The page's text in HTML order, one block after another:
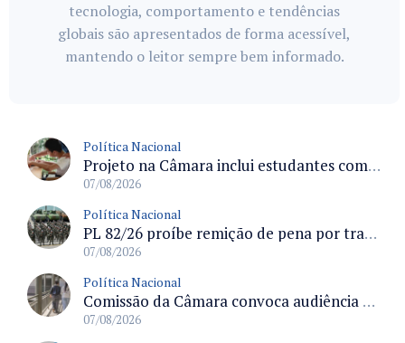
tecnologia, comportamento e tendências
globais são apresentados de forma acessível,
mantendo o leitor sempre bem informado.
Política Nacional
Projeto na Câmara inclui estudantes com deficiência no regime escolar especial da LDB e estabelece critérios para frequência
07/08/2026
Política Nacional
PL 82/26 proíbe remição de pena por trabalho em funções militares para condenados por crimes contra o Estado Democrático de Direito
07/08/2026
Política Nacional
Comissão da Câmara convoca audiência para discutir misoginia nas escolas e universidades após divulgação de listas misóginas
07/08/2026